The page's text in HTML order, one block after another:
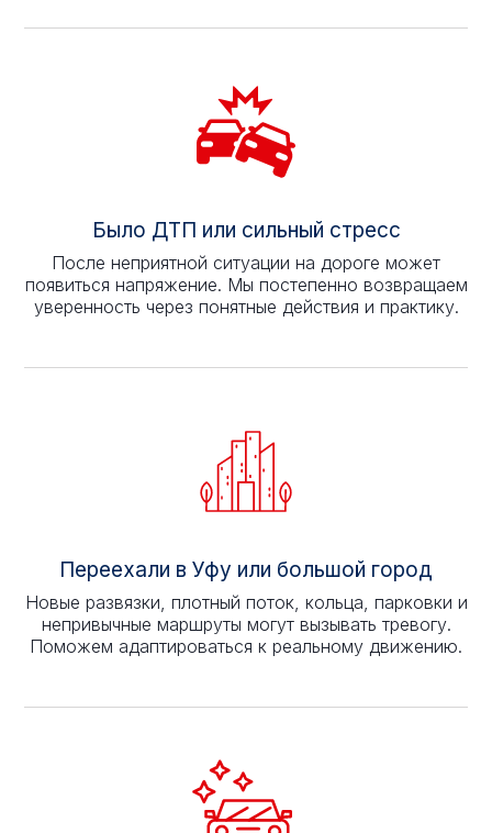
Было ДТП или сильный стресс
После неприятной ситуации на дороге может
появиться напряжение. Мы постепенно возвращаем
уверенность через понятные действия и практику.
Переехали в Уфу или большой город
Новые развязки, плотный поток, кольца, парковки и
непривычные маршруты могут вызывать тревогу.
Поможем адаптироваться к реальному движению.